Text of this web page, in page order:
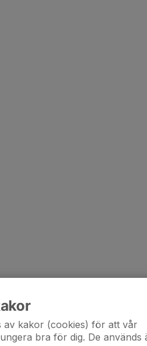
av kakor (cookies) för att vår
bra för dig. De används